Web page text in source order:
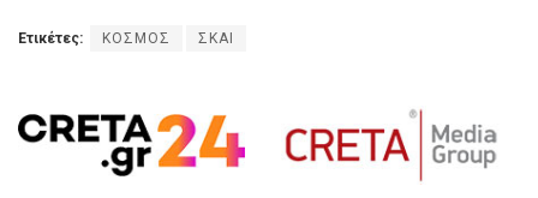
Ετικέτες: ΚΟΣΜΟΣ ΣΚΑΙ